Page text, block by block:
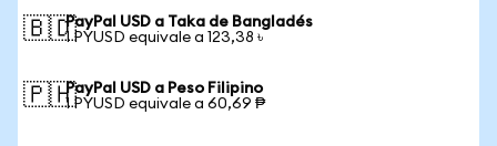
🇧🇩PayPal USD a Taka de Bangladés
1 PYUSD equivale a 123,38 ৳
🇵🇭PayPal USD a Peso Filipino
1 PYUSD equivale a 60,69 ₱